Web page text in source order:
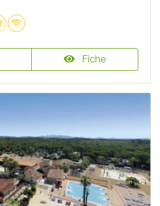
Fiche